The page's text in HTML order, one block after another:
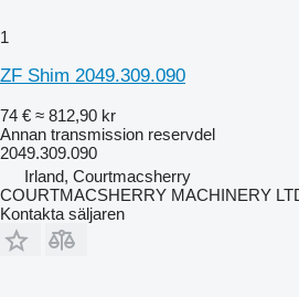
1
ZF Shim 2049.309.090
74 € ≈ 812,90 kr
Annan transmission reservdel
2049.309.090
Irland, Courtmacsherry
COURTMACSHERRY MACHINERY
Kontakta säljaren